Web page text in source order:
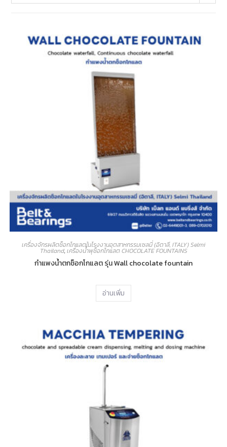
เครื่องจักรผลิตช็อกโกแลตในโรงงานอุตสาหกรรมเซลมี่ (อิตาลี, ITALY) Selmi
Thailand,เครื่องน้ำพุช็อกโกแลต CHOCOLATE FOUNTAINS
กำแพงน้ำตกช็อกโกแลต รุ่น Wall chocolate fountain
อ่านเพิ่ม